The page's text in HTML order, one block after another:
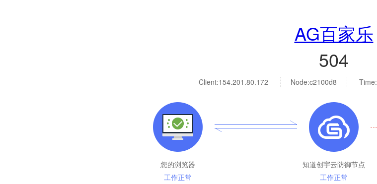
AG百家乐
504
Client:154.201.80.172 Node:c2100d8 Time:
您的浏览器
工作正常
知道创宇云防御节点
工作正常